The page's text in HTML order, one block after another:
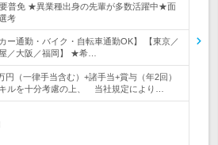
免 ★異業種出身の先輩が多数活躍中★面
考
ー通勤・バイク・自転車通勤OK】 【東京／
／大阪／福岡】 ★希…
円（一律手当含む）+諸手当+賞与（年2回）
ルを十分考慮の上、 当社規定により…